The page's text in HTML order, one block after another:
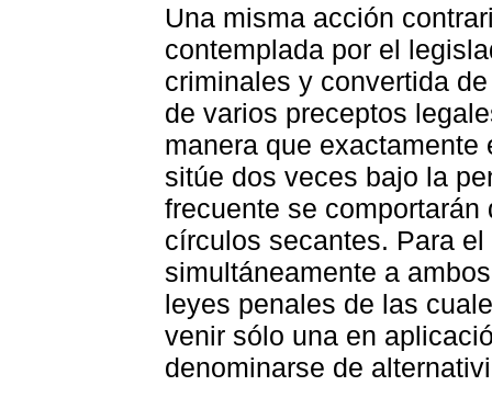
Una misma acción
contemplada por el
criminales y convertida
de varios preceptos
manera que
sitúe dos veces bajo la
frecuente se
círculos secantes. Para
simultáneamente a
leyes penales de las
venir sólo una en
denominarse de